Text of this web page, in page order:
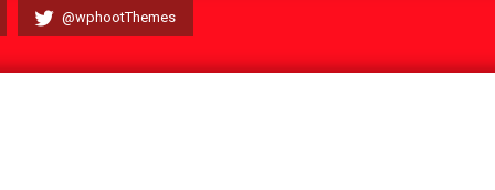
@wphootThemes